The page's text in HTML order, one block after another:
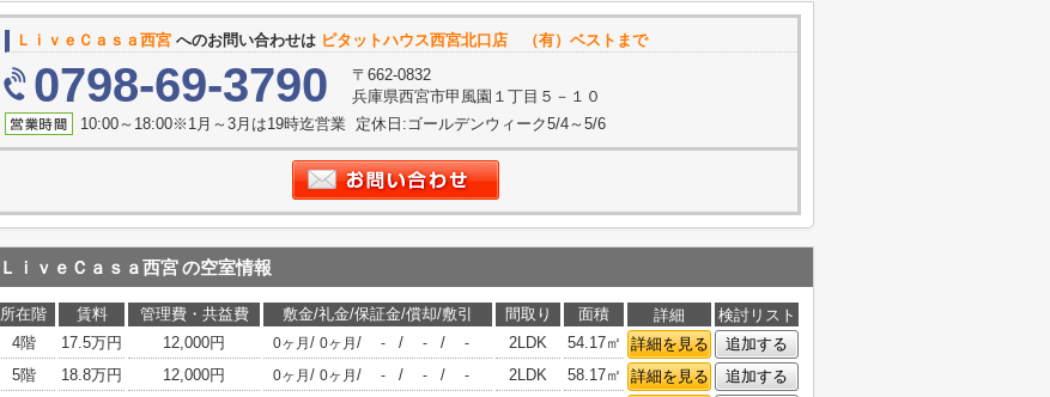
ＬｉｖｅＣａｓａ西宮 へのお問い合わせは ピタットハウス西宮北口店 （有）ベストまで
0798-69-3790
〒662-0832
兵庫県西宮市甲風園１丁目５－１０
10:00～18:00※1月～3月は19時迄営業 定休日:ゴールデンウィーク5/4～5/6
ＬｉｖｅＣａｓａ西宮の空室情報
所在階 賃料 管理費・共益費 敷金/礼金/保証金/償却/敷引 間取り 面積 詳細
検討リスト
4階
17.5万円 12,000円 0ヶ月 / 0ヶ月 / - / - / - 2LDK 54.17㎡ 詳細を見る
追加する
5階
18.8万円 12,000円 0ヶ月 / 0ヶ月 / - / - / - 2LDK 58.17㎡ 詳細を見る
追加する